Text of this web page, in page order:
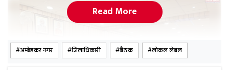
Read More
अम्बेडकर नगर जिलाधिकारी बैठक लोकल लेबल